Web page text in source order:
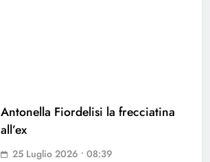
Antonella Fiordelisi la frecciatina
all’ex
25 Luglio 2026 • 08:39